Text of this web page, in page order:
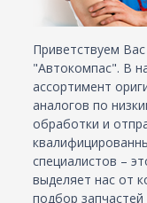
Приветствуем
"Автокомпас". В
ассортимент
аналогов по
обработки и
специалистов –
выделяет нас от
подбор